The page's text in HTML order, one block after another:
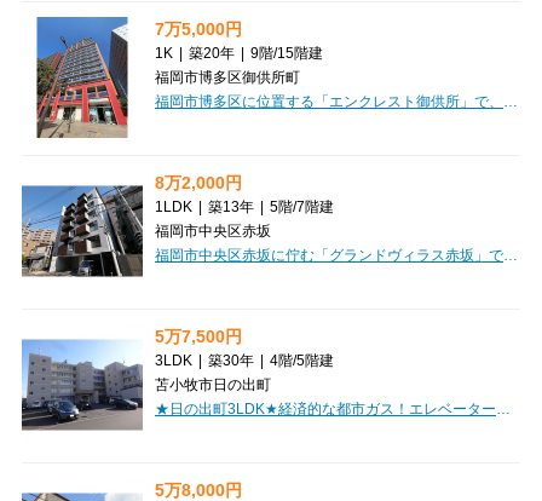
7万5,000円
1K | 築20年 | 9階/15階建
福岡市博多区御供所町
8万2,000円
1LDK | 築13年 | 5階/7階建
福岡市中央区赤坂
5万7,500円
3LDK | 築30年 | 4階/5階建
苫小牧市日の出町
5万8,000円